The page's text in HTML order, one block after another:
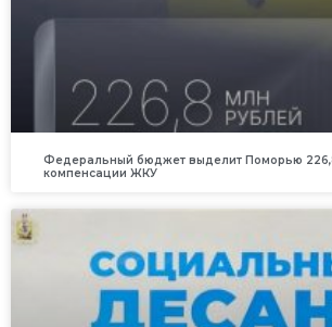
Федеральный бюджет выделит Поморью
компенсации ЖКУ